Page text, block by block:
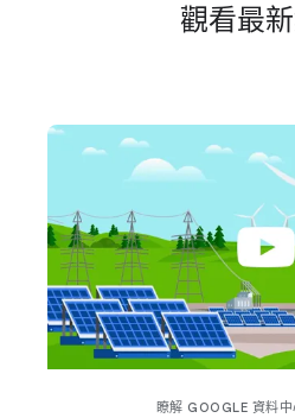
觀​看​最​
瞭解 GOOGLE 資料​